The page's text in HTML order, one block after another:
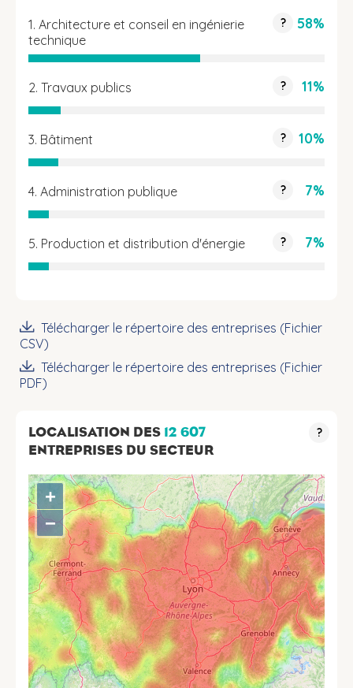
1. Architecture et conseil en ingénierie
technique
? 58%
2. Travaux publics ? 11%
3. Bâtiment ? 10%
4. Administration publique ? 7%
5. Production et distribution d'énergie ? 7%
Télécharger le répertoire des entreprises (Fichier
CSV)
Télécharger le répertoire des entreprises (Fichier
PDF)
LOCALISATION DES 12 607
ENTREPRISES DU SECTEUR
?
+
−